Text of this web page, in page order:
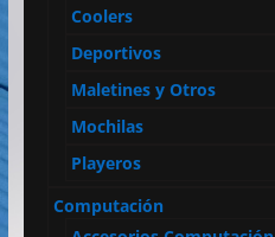
Coolers
Deportivos
Maletines y Otros
Mochilas
Playeros
Computación